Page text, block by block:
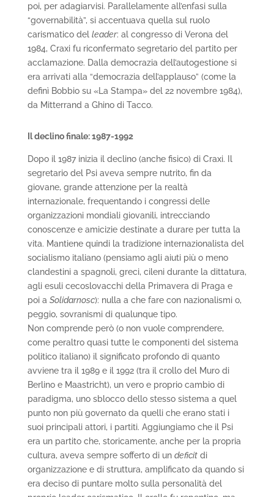
poi, per adagiarvisi. Parallelamente all’enfasi sulla
“governabilità”, si accentuava quella sul ruolo
carismatico del leader: al congresso di Verona del
1984, Craxi fu riconfermato segretario del partito per
acclamazione. Dalla democrazia dell’autogestione si
era arrivati alla “democrazia dell’applauso” (come la
definì Bobbio su «La Stampa» del 22 novembre 1984),
da Mitterrand a Ghino di Tacco.
Il declino finale: 1987-1992
Dopo il 1987 inizia il declino (anche fisico) di Craxi. Il
segretario del Psi aveva sempre nutrito, fin da
giovane, grande attenzione per la realtà
internazionale, frequentando i congressi delle
organizzazioni mondiali giovanili, intrecciando
conoscenze e amicizie destinate a durare per tutta la
vita. Mantiene quindi la tradizione internazionalista del
socialismo italiano (pensiamo agli aiuti più o meno
clandestini a spagnoli, greci, cileni durante la dittatura,
agli esuli cecoslovacchi della Primavera di Praga e
poi a Solidarnosc): nulla a che fare con nazionalismi o,
peggio, sovranismi di qualunque tipo.
Non comprende però (o non vuole comprendere,
come peraltro quasi tutte le componenti del sistema
politico italiano) il significato profondo di quanto
avviene tra il 1989 e il 1992 (tra il crollo del Muro di
Berlino e Maastricht), un vero e proprio cambio di
paradigma, uno sblocco dello stesso sistema a quel
punto non più governato da quelli che erano stati i
suoi principali attori, i partiti. Aggiungiamo che il Psi
era un partito che, storicamente, anche per la propria
cultura, aveva sempre sofferto di un deficitdi
organizzazione e di struttura, amplificato da quando si
era deciso di puntare molto sulla personalità del